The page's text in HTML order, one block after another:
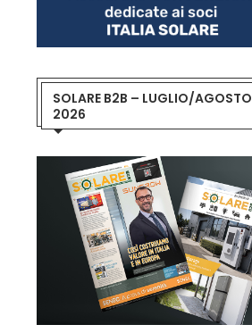
SOLARE B2B – LUGLIO/AGOSTO
2026